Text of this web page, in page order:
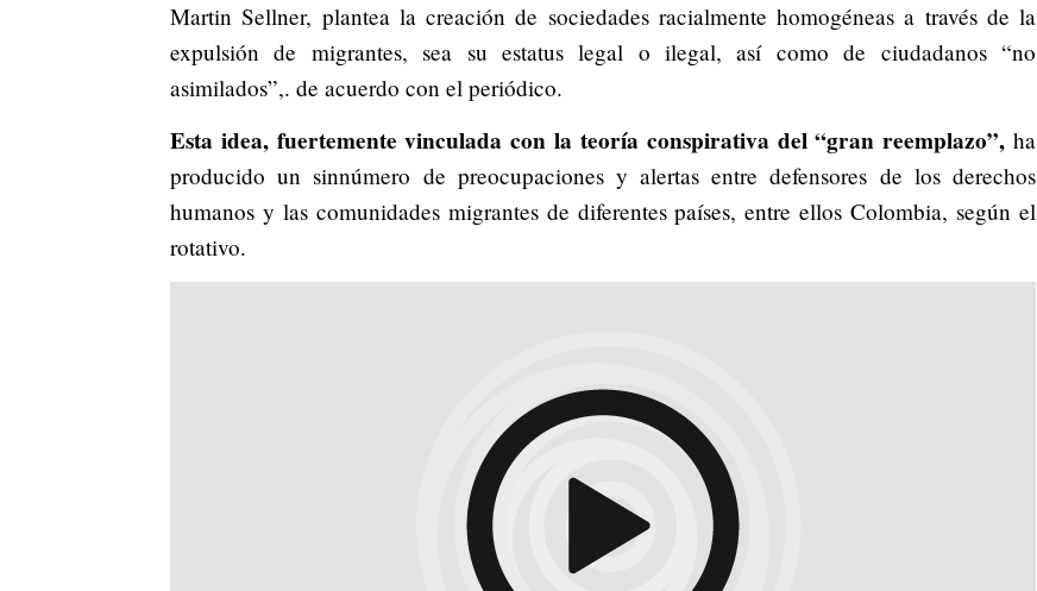
Martin Sellner, plantea la creación de sociedades racialmente homogéneas a través de la
expulsión de migrantes, sea su estatus legal o ilegal, así como de ciudadanos “no
asimilados”,. de acuerdo con el periódico.
Esta idea, fuertemente vinculada con la teoría conspirativa del “gran reemplazo”, ha
producido un sinnúmero de preocupaciones y alertas entre defensores de los derechos
humanos y las comunidades migrantes de diferentes países, entre ellos Colombia, según el
rotativo.